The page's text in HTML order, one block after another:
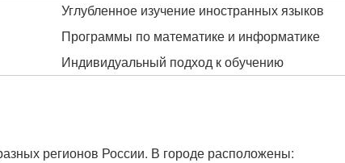
Углубленное изучение иностранных языков
Программы по математике и информатике
Индивидуальный подход к обучению
регионов России. В городе расположены: